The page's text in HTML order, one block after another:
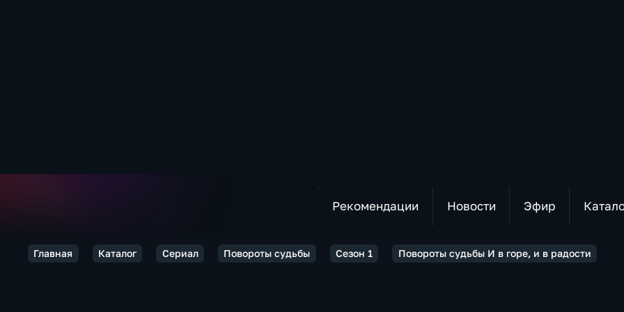
Рекомендации Новости Эфир
Главная Каталог Сериал Повороты судьбы Сезон 1 Повороты судьбы И в горе, и в радости